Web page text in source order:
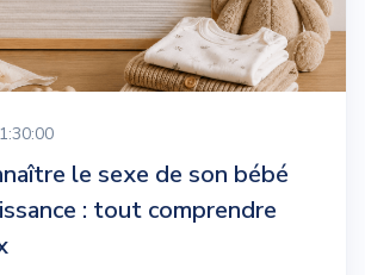
le sexe de son bébé
: tout comprendre